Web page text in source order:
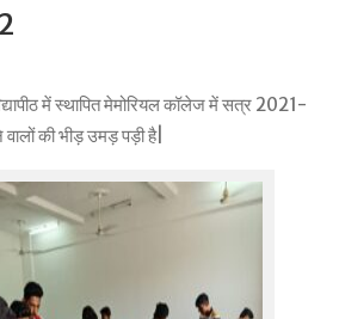
में स्थापित मेमोरियल कॉलेज में सत्र 2021-
की भीड़ उमड़ पड़ी है|